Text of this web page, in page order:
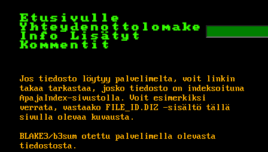
Etusivulle
Yhteydenottolomake
Info
Lisätyt
Kommentit
Jos tiedosto löytyy palvelimelta, voit linkin
takaa tarkastaa, josko tiedosto on indeksoituna
ApajaIndex-sivustolla. Voit esimerkiksi
verrata, vastaako FILE_ID.DIZ -sisältö tällä
sivulla olevaa kuvausta.
BLAKE3/b3sum otettu palvelimella olevasta
tiedostosta.